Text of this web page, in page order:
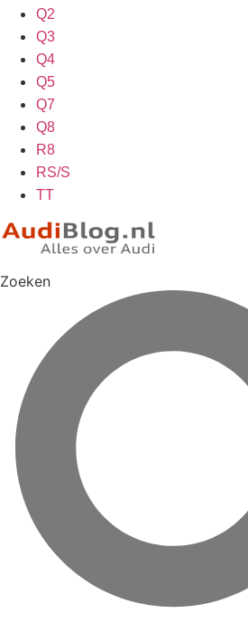
Q2
Q3
Q4
Q5
Q7
Q8
R8
RS/S
TT
Zoeken